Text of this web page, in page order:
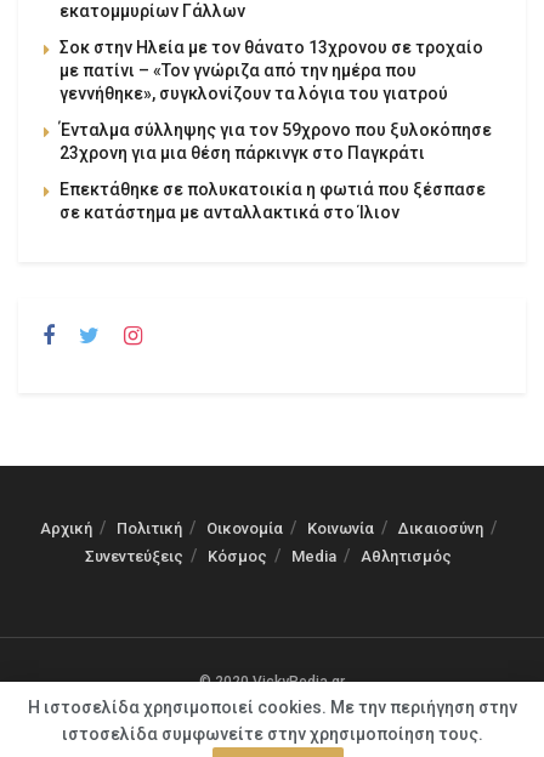
εκατομμυρίων Γάλλων
Σοκ στην Ηλεία με τον θάνατο 13χρονου σε τροχαίο
με πατίνι – «Τον γνώριζα από την ημέρα που
γεννήθηκε», συγκλονίζουν τα λόγια του γιατρού
Ένταλμα σύλληψης για τον 59χρονο που ξυλοκόπησε
23χρονη για μια θέση πάρκινγκ στο Παγκράτι
Επεκτάθηκε σε πολυκατοικία η φωτιά που ξέσπασε
σε κατάστημα με ανταλλακτικά στο Ίλιον
Αρχική Πολιτική Οικονομία Κοινωνία
Δικαιοσύνη
Συνεντεύξεις
Κόσμος Media Αθλητισμός
© 2020 VickyPedia.gr
Η ιστοσελίδα χρησιμοποιεί cookies. Με την περιήγηση στην
ιστοσελίδα συμφωνείτε στην χρησιμοποίηση τους.